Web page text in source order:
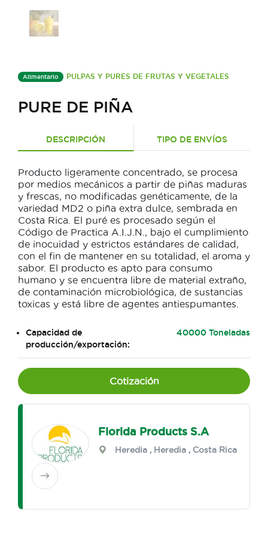
Alimentario PULPAS Y PURES DE FRUTAS Y VEGETALES
PURE DE PIÑA
DESCRIPCIÓN TIPO DE ENVÍOS
Producto ligeramente concentrado, se procesa
por medios mecánicos a partir de piñas maduras
y frescas, no modificadas genéticamente, de la
variedad MD2 o piña extra dulce, sembrada en
Costa Rica. El puré es procesado según el
Código de Practica A.I.J.N., bajo el cumplimiento
de inocuidad y estrictos estándares de calidad,
con el fin de mantener en su totalidad, el aroma y
sabor. El producto es apto para consumo
humano y se encuentra libre de material extraño,
de contaminación microbiológica, de sustancias
toxicas y está libre de agentes antiespumantes.
Capacidad de
producción/exportación:
40000 Toneladas
Cotización
Florida Products S.A
Heredia , Heredia , Costa Rica